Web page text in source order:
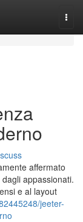
affermato
appassionati.
e al layout
jeeter-